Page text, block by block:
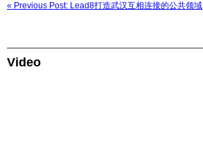
« Previous Post: Lead8打造武汉互相连接的公共领域
Video